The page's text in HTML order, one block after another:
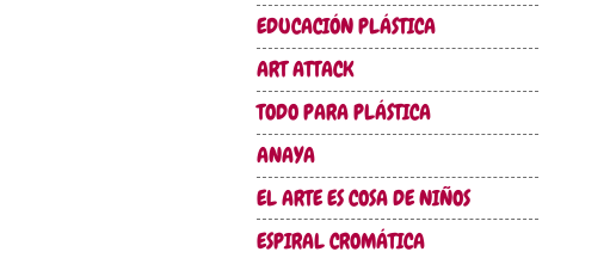
EDUCACIÓN PLÁSTICA
ART ATTACK
TODO PARA PLÁSTICA
ANAYA
EL ARTE ES COSA DE NIÑOS
ESPIRAL CROMÁTICA